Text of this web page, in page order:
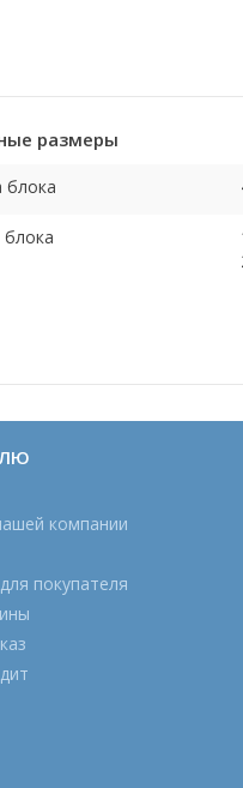
размеры
компании
покупателя